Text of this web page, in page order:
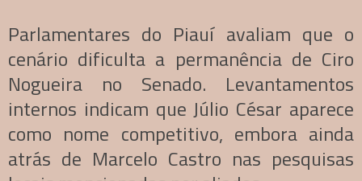
Parlamentares do Piauí avaliam que o
cenário dificulta a permanência de Ciro
Nogueira no Senado. Levantamentos
internos indicam que Júlio César aparece
como nome competitivo, embora ainda
atrás de Marcelo Castro nas pesquisas